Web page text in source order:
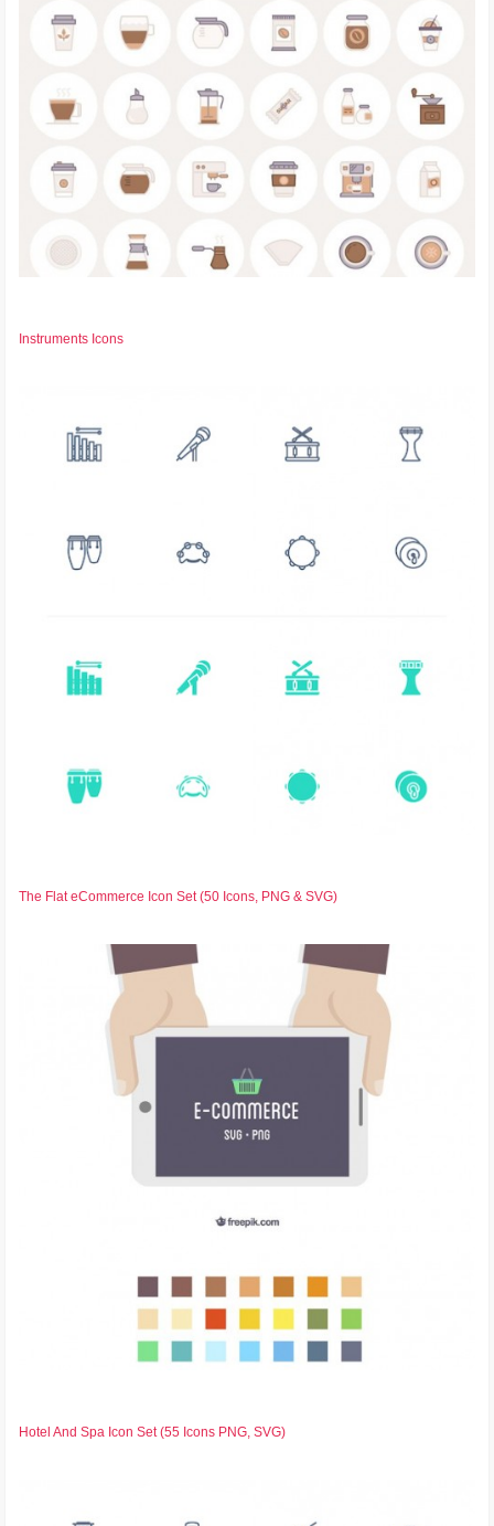
Instruments Icons
The Flat eCommerce Icon Set (50 Icons, PNG & SVG)
Hotel And Spa Icon Set (55 Icons PNG, SVG)